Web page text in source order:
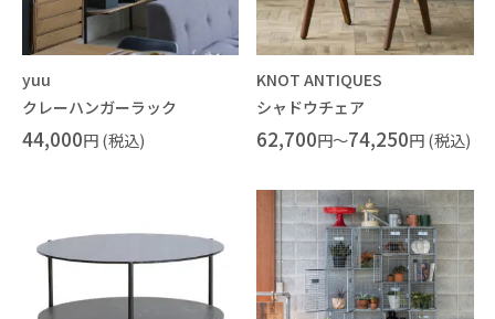
yuu
クレーハンガーラック
44,000円 (税込)
KNOT ANTIQUES
シャドウチェア
62,700円～74,250円 (税込)